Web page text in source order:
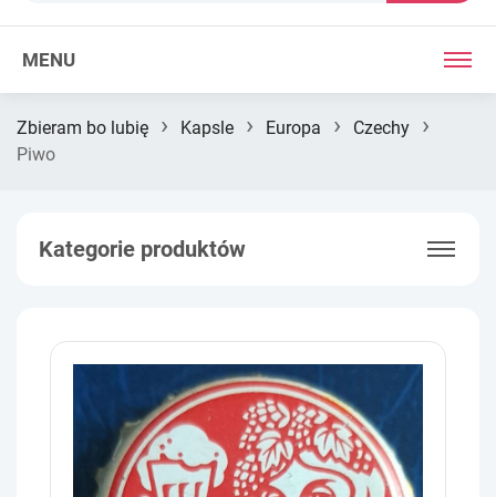
MENU
Zbieram bo lubię › Kapsle › Europa › Czechy ›
Piwo
Kategorie produktów